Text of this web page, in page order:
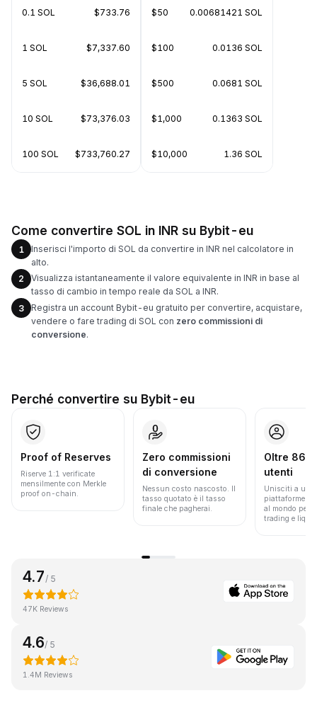
0.1 SOL $733.76
1 SOL $7,337.60
5 SOL $36,688.01
10 SOL $73,376.03
100 SOL $733,760.27
$50 0.00681421 SOL
$100 0.0136 SOL
$500 0.0681 SOL
$1,000 0.1363 SOL
$10,000 1.36 SOL
Come convertire SOL in INR su Bybit-eu
1
Inserisci l'importo di SOL da convertire in INR nel calcolatore in
alto.
2
Visualizza istantaneamente il valore equivalente in INR in base al
tasso di cambio in tempo reale da SOL a INR.
3
Registra un account Bybit-eu gratuito per convertire, acquistare,
vendere o fare trading di SOL con zero commissioni di
conversione.
Perché convertire su Bybit-eu
Proof of Reserves
Riserve 1:1 verificate
mensilmente con Merkle
proof on-chain.
Zero commissioni
di conversione
Nessun costo nascosto. Il
tasso quotato è il tasso
finale che pagherai.
Oltre 86
utenti
Unisciti a una
piattaforme
al mondo per
trading e
4.7 / 5
47K Reviews
4.6/ 5
1.4M Reviews